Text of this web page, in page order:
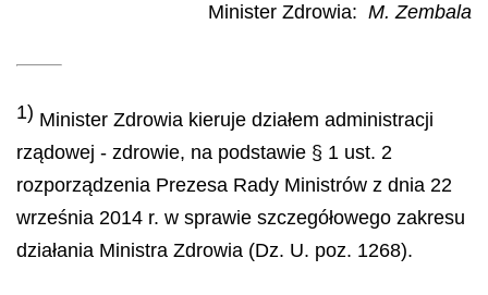
Minister Zdrowia: M. Zembala
1) Minister Zdrowia kieruje działem administracji
rządowej - zdrowie, na podstawie § 1 ust. 2
rozporządzenia Prezesa Rady Ministrów z dnia 22
września 2014 r. w sprawie szczegółowego zakresu
działania Ministra Zdrowia (Dz. U. poz. 1268).